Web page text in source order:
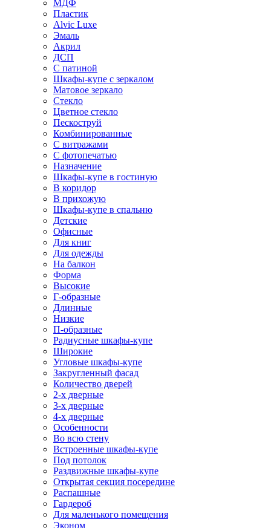
МДФ
Пластик
Alvic Luxe
Эмаль
Акрил
ДСП
С патиной
Шкафы-купе с зеркалом
Матовое зеркало
Стекло
Цветное стекло
Пескоструй
Комбинированные
С витражами
С фотопечатью
Назначение
Шкафы-купе в гостиную
В коридор
В прихожую
Шкафы-купе в спальню
Детские
Офисные
Для книг
Для одежды
На балкон
Форма
Высокие
Г-образные
Длинные
Низкие
П-образные
Радиусные шкафы-купе
Широкие
Угловые шкафы-купе
Закругленный фасад
Количество дверей
2-х дверные
3-х дверные
4-х дверные
Особенности
Во всю стену
Встроенные шкафы-купе
Под потолок
Раздвижные шкафы-купе
Открытая секция посередине
Распашные
Гардероб
Для маленького помещения
Эконом